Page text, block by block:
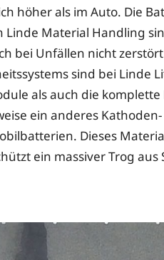
höher als im Auto. Die
Linde Material Handling
bei Unfällen nicht
sind bei Linde
als auch die
ein anderes
Dieses
ein massiver Trog